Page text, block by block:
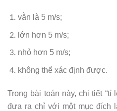
vẫn là 5 m/s;
lớn hơn 5 m/s;
nhỏ hơn 5 m/s;
không thể xác định được.
Trong bài toán này, chi tiết
đưa ra chỉ với một mục đích